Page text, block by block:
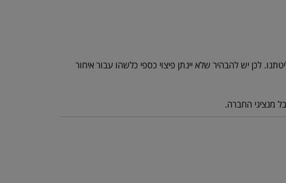
לכן יש להבהיר שלא יינתן פיצוי כספי כלשהו עבור איחור